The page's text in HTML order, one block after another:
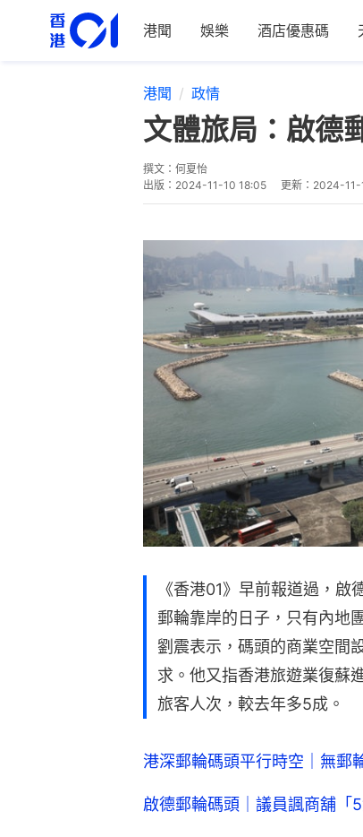
港聞 娛樂 酒店優惠碼
港聞 政情
文體旅局：啟德
撰文： 何夏怡
出版： 2024-11-10 18:05 更新： 2024-11-
《香港01》早前報道過，
郵輪靠岸的日子，只有內地
劉震表示，碼頭的商業空間
求。他又指香港旅遊業復蘇
旅客人次，較去年多5成。
港深郵輪碼頭平行時空｜無
啟德郵輪碼頭｜議員諷商舖「